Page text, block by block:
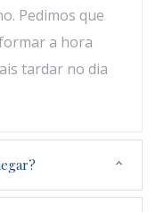
Pedimos que
a hora
tardar no dia